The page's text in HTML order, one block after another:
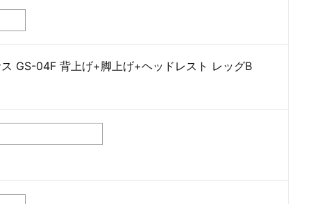
GS-04F 背上げ+脚上げ+ヘッドレスト レッグB